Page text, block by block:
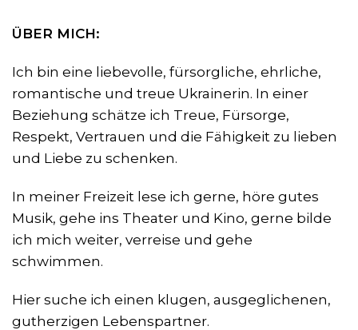
ÜBER MICH:
Ich bin eine liebevolle, fürsorgliche, ehrliche,
romantische und treue Ukrainerin. In einer
Beziehung schätze ich Treue, Fürsorge,
Respekt, Vertrauen und die Fähigkeit zu lieben
und Liebe zu schenken.
In meiner Freizeit lese ich gerne, höre gutes
Musik, gehe ins Theater und Kino, gerne bilde
ich mich weiter, verreise und gehe
schwimmen.
Hier suche ich einen klugen, ausgeglichenen,
gutherzigen Lebenspartner.